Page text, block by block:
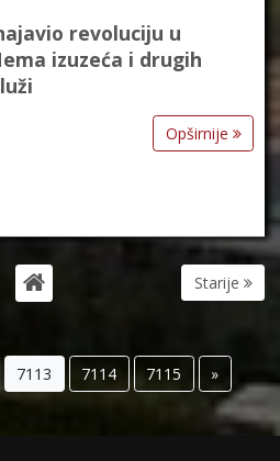
revoluciju u
izuzeća i drugih
Opširnije
Starije
7113 7114 7115 »